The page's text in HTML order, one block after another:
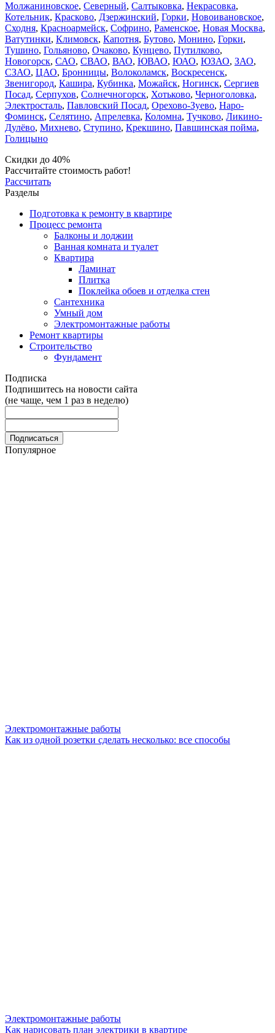
Молжаниновское, Северный, Салтыковка, Некрасовка,
Котельник, Красково, Дзержинский, Горки, Новоивановское,
Сходня, Красноармейск, Софрино, Раменское, Новая Москва,
Ватутинки, Климовск, Капотня, Бутово, Монино, Горки,
Тушино, Гольяново, Очаково, Кунцево, Путилково,
Новогорск, САО, СВАО, ВАО, ЮВАО, ЮАО, ЮЗАО, ЗАО,
СЗАО, ЦАО, Бронницы, Волоколамск, Воскресенск,
Звенигород, Кашира, Кубинка, Можайск, Ногинск, Сергиев
Посад, Серпухов, Солнечногорск, Хотьково, Черноголовка,
Электросталь, Павловский Посад, Орехово-Зуево, Наро-
Фоминск, Селятино, Апрелевка, Коломна, Тучково, Ликино-
Дулёво, Михнево, Ступино, Крекшино, Павшинская пойма,
Голицыно
Скидки до 40%
Рассчитайте стоимость работ!
Рассчитать
Разделы
Подготовка к ремонту в квартире
Процесс ремонта
Балконы и лоджии
Ванная комната и туалет
Квартира
Ламинат
Плитка
Поклейка обоев и отделка стен
Сантехника
Умный дом
Электромонтажные работы
Ремонт квартиры
Строительство
Фундамент
Подписка
Подпишитесь на новости сайта
(не чаще, чем 1 раз в неделю)
Популярное
Электромонтажные работы
Как из одной розетки сделать несколько: все способы
Электромонтажные работы
Как нарисовать план электрики в квартире